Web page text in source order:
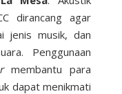
dirancang agar
jenis musik, dan
Penggunaan
membantu para
dapat menikmati